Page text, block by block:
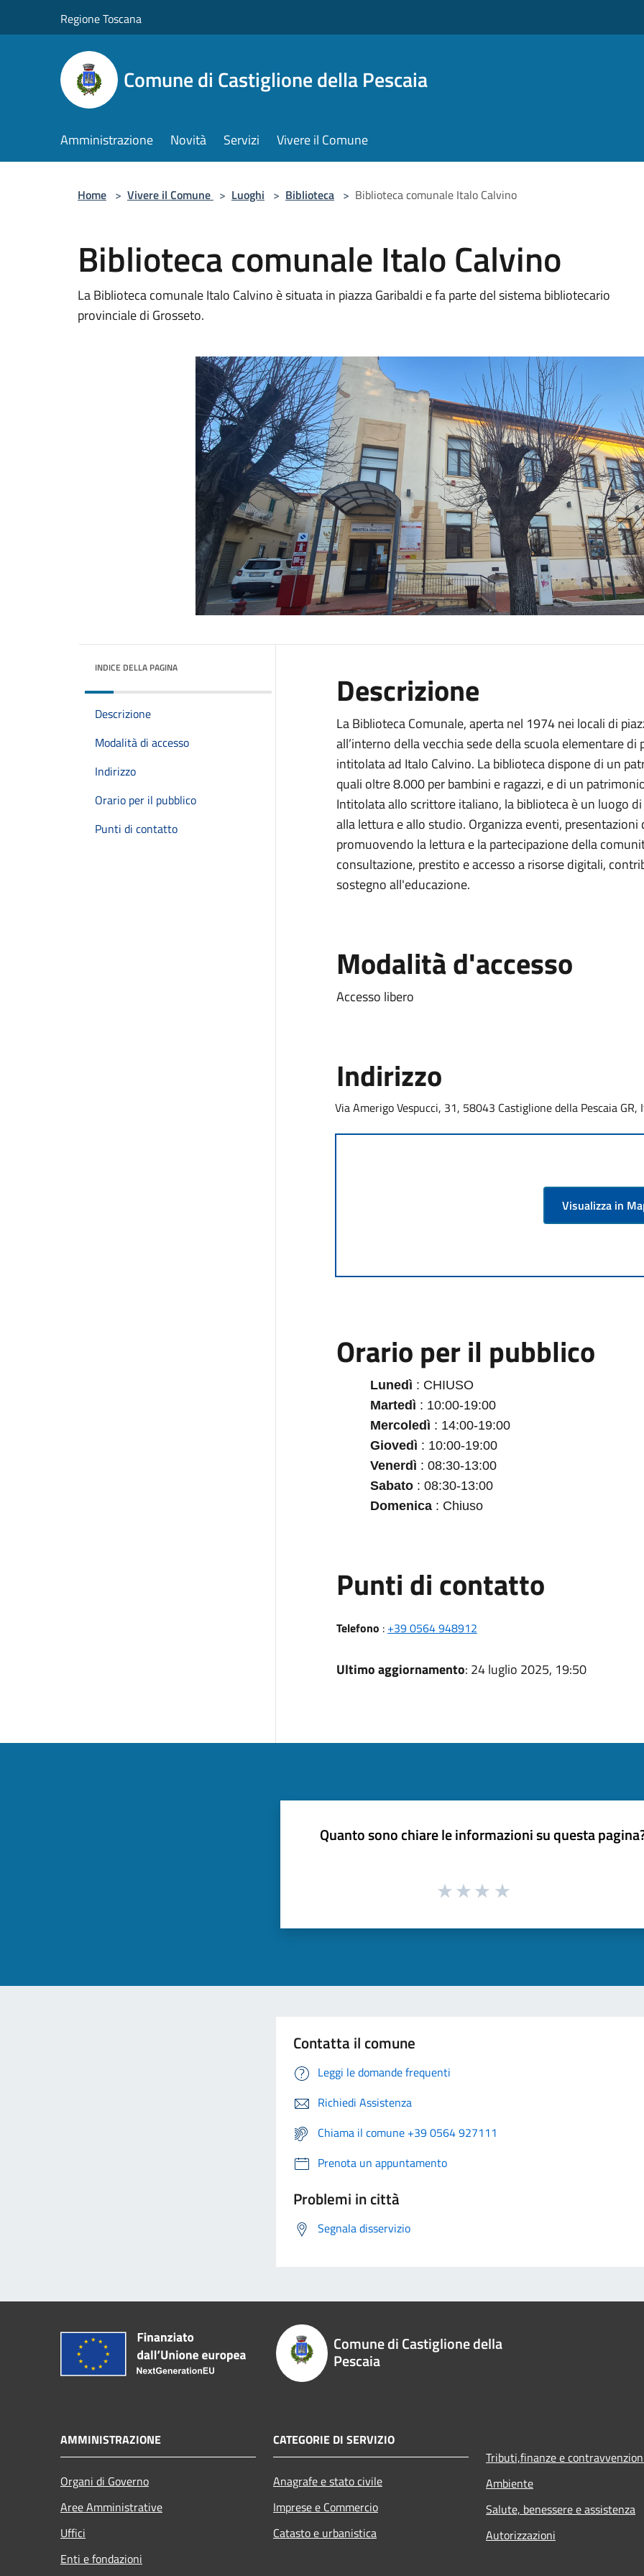
Regione Toscana
Comune di Castiglione della Pescaia
Amministrazione Novità Servizi Vivere il Comune
Home > Vivere il Comune > Luoghi > Biblioteca > Biblioteca comunale Italo Calvino
Biblioteca comunale Italo Calvino
La Biblioteca comunale Italo Calvino è situata in piazza Garibaldi e fa parte del sistema bibliotecario
provinciale di Grosseto.
INDICE DELLA PAGINA
Descrizione
Modalità di accesso
Indirizzo
Orario per il pubblico
Punti di contatto
Descrizione
La Biblioteca Comunale, aperta nel 1974 nei locali di
all’interno della vecchia sede della scuola elementare
intitolata ad Italo Calvino. La biblioteca dispone di un
quali oltre 8.000 per bambini e ragazzi, e di un
Intitolata allo scrittore italiano, la biblioteca è un luogo
alla lettura e allo studio. Organizza eventi,
promuovendo la lettura e la partecipazione della
consultazione, prestito e accesso a risorse digitali,
sostegno all'educazione.
Modalità d'accesso
Accesso libero
Indirizzo
Via Amerigo Vespucci, 31, 58043 Castiglione della Pescaia GR,
Visualizza in
Orario per il pubblico
Lunedì : CHIUSO
Martedì : 10:00-19:00
Mercoledì : 14:00-19:00
Giovedì : 10:00-19:00
Venerdì : 08:30-13:00
Sabato : 08:30-13:00
Domenica : Chiuso
Punti di contatto
Telefono : +39 0564 948912
Ultimo aggiornamento: 24 luglio 2025, 19:50
Quanto sono chiare le informazioni su questa
Contatta il comune
Leggi le domande frequenti
Richiedi Assistenza
Chiama il comune +39 0564 927111
Prenota un appuntamento
Problemi in città
Segnala disservizio
Comune di Castiglione della
Pescaia
AMMINISTRAZIONE
Organi di Governo
Aree Amministrative
Uffici
Enti e fondazioni
CATEGORIE DI SERVIZIO
Anagrafe e stato civile
Imprese e Commercio
Catasto e urbanistica
Tributi,finanze e
Ambiente
Salute, benessere e assistenza
Autorizzazioni